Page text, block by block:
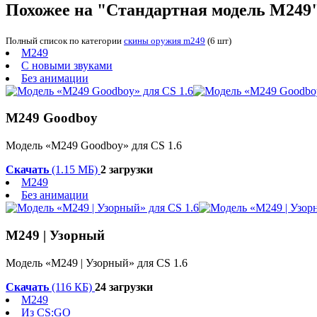
Похожее на "Стандартная модель
Полный список по категории скины оружия m249 (6 шт)
M249
С новыми звуками
Без анимации
M249 Goodboy
Модель «M249 Goodboy» для CS 1.6
Скачать (1.15 МБ) 2 загрузки
M249
Без анимации
М249 | Узорный
Модель «М249 | Узорный» для CS 1.6
Скачать (116 КБ) 24 загрузки
M249
Из CS:GO